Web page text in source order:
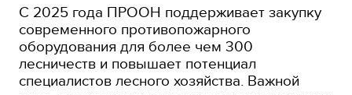
С 2025 года ПРООН поддерживает закупку
современного противопожарного
оборудования для более чем 300
лесничеств и повышает потенциал
специалистов лесного хозяйства. Важной